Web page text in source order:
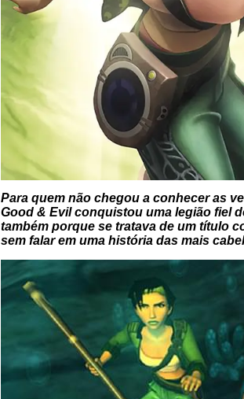
Para quem não chegou a conhecer as
Good & Evil conquistou uma legião fiel
também porque se tratava de um título
sem falar em uma história das mais